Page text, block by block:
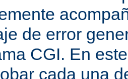
de error
CGI. En
cada una